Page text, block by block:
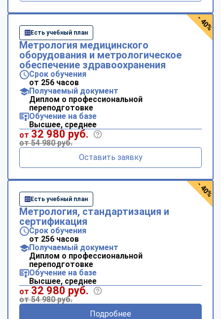
Есть учебный план
Метрология медицинского
оборудования и метрологическое
обеспечение здравоохранения
Срок обучения
от 256 часов
Получаемый документ
Диплом о профессиональной
переподготовке
Обучение на базе
Высшее, среднее
от 32 980 руб.
от 54 980 руб.
Оставить заявку
- 40%
Есть учебный план
Метрология, стандартизация и
сертификация
Срок обучения
от 256 часов
Получаемый документ
Диплом о профессиональной
переподготовке
Обучение на базе
Высшее, среднее
от 32 980 руб.
от 54 980 руб.
Подробнее
- 40%